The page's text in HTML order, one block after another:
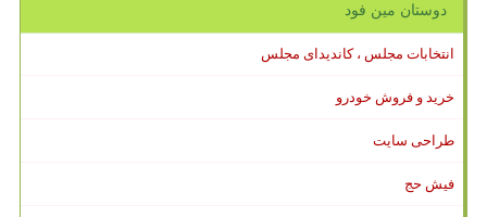
دوستان مین فود
انتخابات مجلس ، کاندیدای مجلس
خرید و فروش خودرو
طراحی سایت
فیش حج